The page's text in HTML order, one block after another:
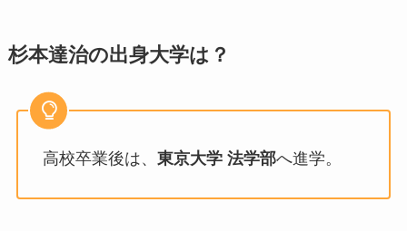
杉本達治の出身大学は？
高校卒業後は、 東京大学 法学部へ進学。